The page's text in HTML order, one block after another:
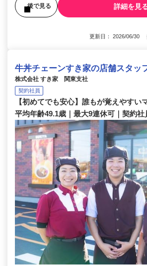
後で見る 詳細を見
更新日： 2026/06/30
牛丼チェーンすき家の店舗スタッ
株式会社 すき家 関東支社
契約社員
【初めてでも安心】誰もが覚えやすい
平均年齢49.1歳｜最大9連休可｜契約社